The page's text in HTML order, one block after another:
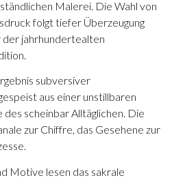
Malerei. Die Wahl von
folgt tiefer Überzeugung
der jahrhundertealten
subversiver
aus einer unstillbaren
des scheinbar Alltäglichen. Die
zur Chiffre, das Gesehene zur
Motive lesen das sakrale